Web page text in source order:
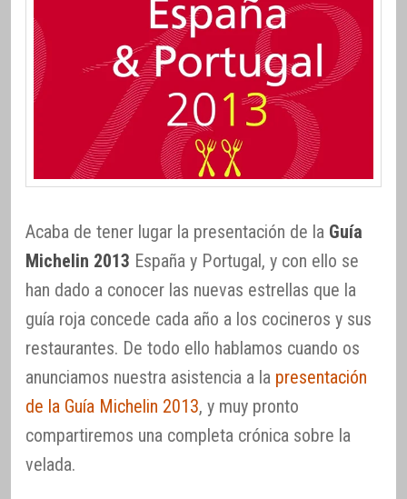
Acaba de tener lugar la presentación de la Guía
Michelin 2013 España y Portugal, y con ello se
han dado a conocer las nuevas estrellas que la
guía roja concede cada año a los cocineros y sus
restaurantes. De todo ello hablamos cuando os
anunciamos nuestra asistencia a la presentación
de la Guía Michelin 2013, y muy pronto
compartiremos una completa crónica sobre la
velada.